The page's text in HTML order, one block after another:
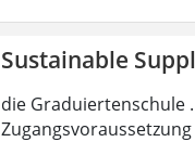
Sustainable
die Graduiertenschule